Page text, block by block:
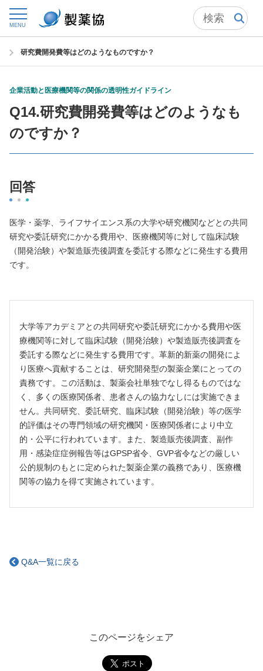
MENU
トップ 自主基準
研究費開発費等はどのようなものですか？
企業活動と医療機関等の関係の透明性ガイドライン
Q14.研究費開発費等はどのようなも
のですか？
回答
医学・薬学、ライフサイエンス系の大学や研究機関などとの共同
研究や委託研究にかかる費用や、医療機関等に対して臨床試験
（開発治験）や製造販売後調査を委託する際などに発生する費用
です。
大学等アカデミアとの共同研究や委託研究にかかる費用や医
療機関等に対して臨床試験（開発治験）や製造販売後調査を
委託する際などに発生する費用です。革新的新薬の開発によ
り医療へ貢献することは、研究開発型の製薬企業にとっての
責務です。この活動は、製薬会社単独でなし得るものではな
く、多くの医療関係者、患者さんの協力なしには実施できま
せん。共同研究、委託研究、臨床試験（開発治験）等の医学
的評価はその専門領域の研究機関・医療関係者により中立
的・公平に行われています。また、製造販売後調査、副作
用・感染症症例報告等はGPSP省令、GVP省令などの厳しい
公的規制のもとに定められた製薬企業の義務であり、医療機
関等の協力を得て実施されています。
Q&A一覧に戻る
このページをシェア